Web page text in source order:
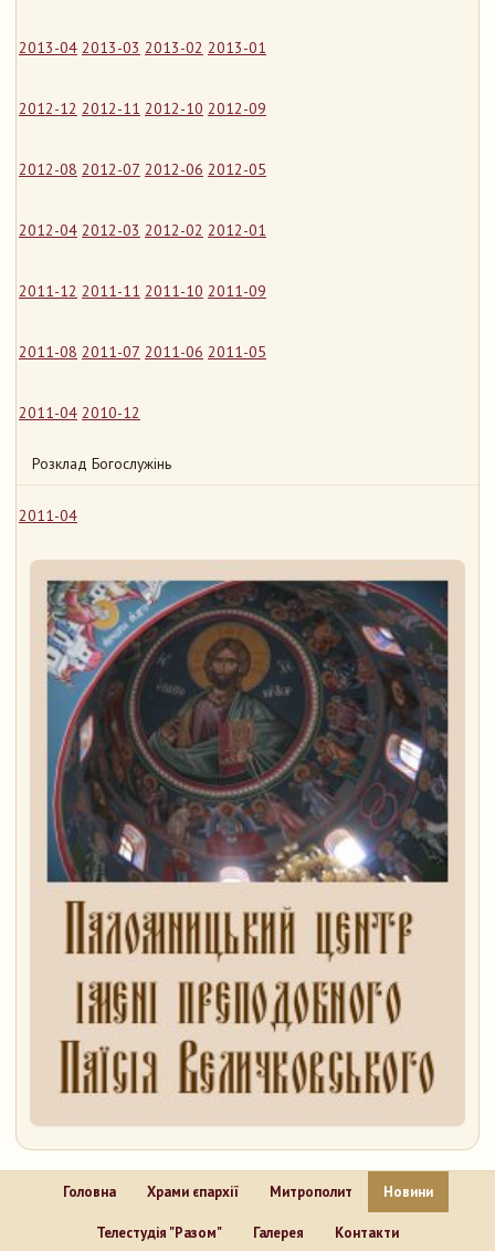
2013-04 2013-03 2013-02 2013-01
2012-12 2012-11 2012-10 2012-09
2012-08 2012-07 2012-06 2012-05
2012-04 2012-03 2012-02 2012-01
2011-12 2011-11 2011-10 2011-09
2011-08 2011-07 2011-06 2011-05
2011-04 2010-12
Розклад Богослужінь
2011-04
Головна Храми єпархії Митрополит Новини
Телестудія "Разом" Галерея Контакти